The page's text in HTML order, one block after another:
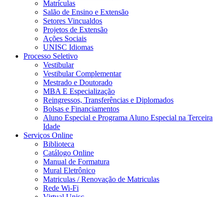
Matrículas
Salão de Ensino e Extensão
Setores Vincualdos
Projetos de Extensão
Ações Sociais
UNISC Idiomas
Processo Seletivo
Vestibular
Vestibular Complementar
Mestrado e Doutorado
MBA E Especialização
Reingressos, Transferências e Diplomados
Bolsas e Financiamentos
Aluno Especial e Programa Aluno Especial na Terceira
Idade
Serviços Online
Biblioteca
Catálogo Online
Manual de Formatura
Mural Eletrônico
Matriculas / Renovação de Matriculas
Rede Wi-Fi